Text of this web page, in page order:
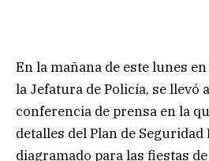
En la mañana de este lunes
la Jefatura de Policía, se llevó
conferencia de prensa en la
detalles del Plan de
diagramado para las fiestas